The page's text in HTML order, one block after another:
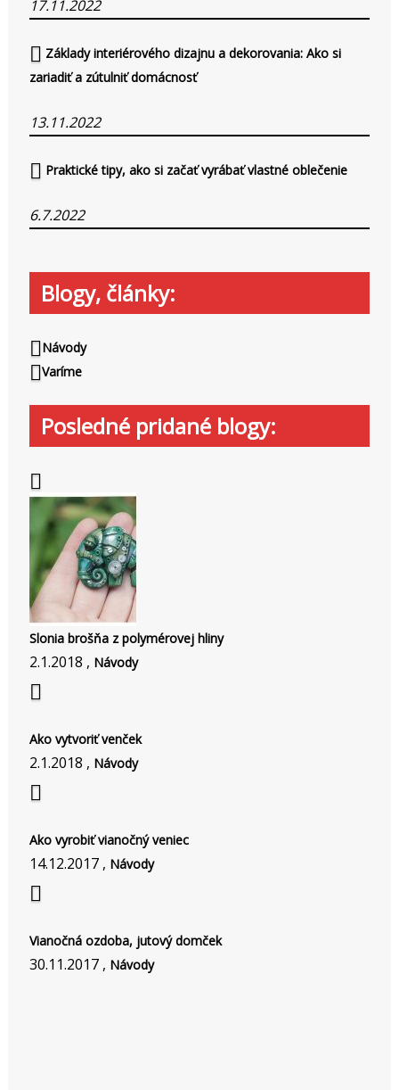
17.11.2022
Základy interiérového dizajnu a dekorovania: Ako si
zariadiť a zútulniť domácnosť
13.11.2022
Praktické tipy, ako si začať vyrábať vlastné oblečenie
6.7.2022
Blogy, články:
Návody
Varíme
Posledné pridané blogy:
Slonia brošňa z polymérovej hliny
2.1.2018 , Návody
Ako vytvoriť venček
2.1.2018 , Návody
Ako vyrobiť vianočný veniec
14.12.2017 , Návody
Vianočná ozdoba, jutový domček
30.11.2017 , Návody